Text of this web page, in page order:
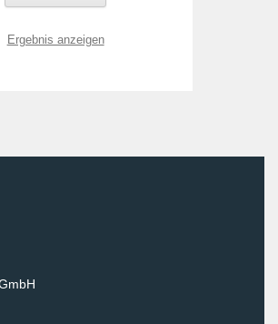
Ergebnis anzeigen